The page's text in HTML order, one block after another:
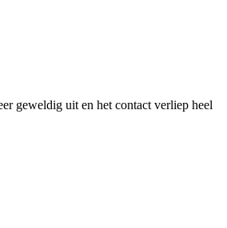
geweldig uit en het contact verliep heel